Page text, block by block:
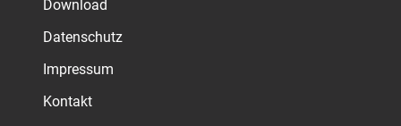
Download
Datenschutz
Impressum
Kontakt